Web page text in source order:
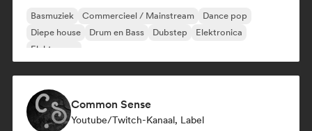
Basmuziek Commercieel / Mainstream
Dance pop
Diepe house
Drum en Bass Dubstep
Elektronica
Elektropop
Common Sense
Youtube/Twitch-Kanaal, Label